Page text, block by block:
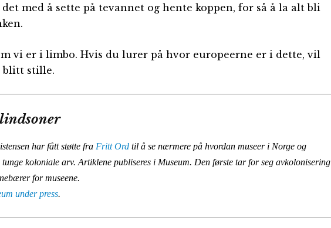
med å sette på tevannet og hente koppen, for så å la alt bli
vi er i limbo. Hvis du lurer på hvor europeerne er i dette, vil
blitt stille.
har fått støtte fra Fritt Ord til å se nærmere på hvordan museer i Norge og
koloniale arv. Artiklene publiseres i Museum. Den første tar for seg avkolonisering
for museene.
under press.